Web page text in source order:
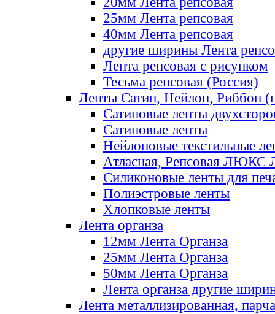
25мм Лента репсовая
40мм Лента репсовая
другие ширины Лента
Лента репсовая с рисунком
Тесьма репсовая (Россия)
Ленты Сатин, Нейлон, Риббон
Сатиновые ленты
Сатиновые ленты
Нейлоновые текстильные
Атласная, Репсовая ЛЮКС
Силиконовые ленты для
Полиэстровые ленты
Хлопковые ленты
Лента органза
12мм Лента Органза
25мм Лента Органза
50мм Лента Органза
Лента органза другие
Лента металлизированная, парча